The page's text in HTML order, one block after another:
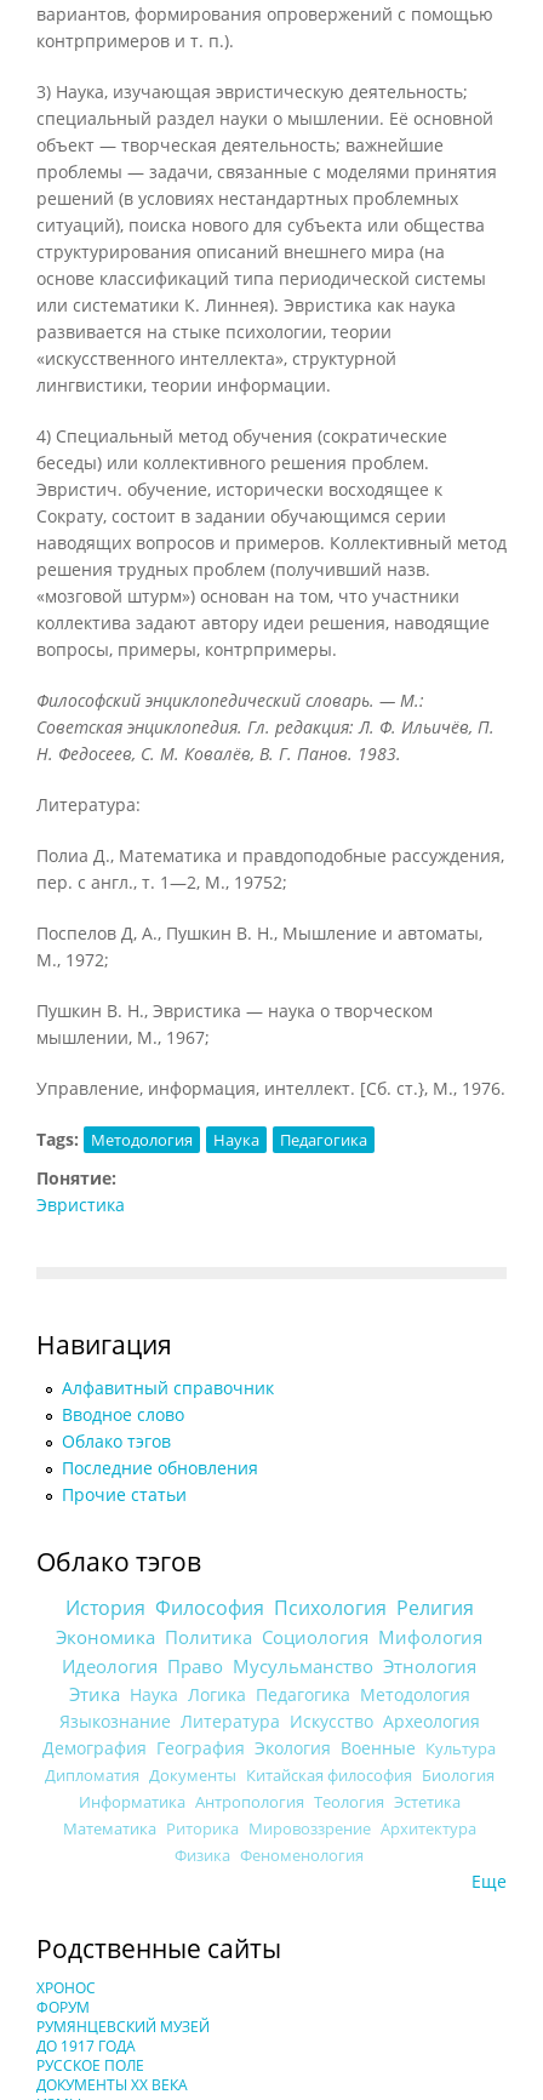
вариантов, формирования опровержений с помощью
контрпримеров и т. п.).
3) Наука, изучающая эвристическую деятельность;
специальный раздел науки о мышлении. Её основной
объект — творческая деятельность; важнейшие
проблемы — задачи, связанные с моделями принятия
решений (в условиях нестандартных проблемных
ситуаций), поиска нового для субъекта или общества
структурирования описаний внешнего мира (на
основе классификаций типа периодической системы
или систематики К. Линнея). Эвристика как наука
развивается на стыке психологии, теории
«искусственного интеллекта», структурной
лингвистики, теории информации.
4) Специальный метод обучения (сократические
беседы) или коллективного решения проблем.
Эвристич. обучение, исторически восходящее к
Сократу, состоит в задании обучающимся серии
наводящих вопросов и примеров. Коллективный метод
решения трудных проблем (получивший назв.
«мозговой штурм») основан на том, что участники
коллектива задают автору идеи решения, наводящие
вопросы, примеры, контрпримеры.
Философский энциклопедический словарь. — М.:
Советская энциклопедия. Гл. редакция: Л. Ф. Ильичёв, П.
Н. Федосеев, С. М. Ковалёв, В. Г. Панов. 1983.
Литература:
Πолиа Д., Математика и правдоподобные рассуждения,
пер. с англ., т. 1—2, М., 19752;
Поспелов Д, А., Пушкин В. Н., Мышление и автоматы,
М., 1972;
Πушкин В. Н., Эвристика — наука о творческом
мышлении, М., 1967;
Управление, информация, интеллект. [Сб. ст.}, М., 1976.
Tags: Методология Наука Педагогика
Понятие:
Эвристика
Навигация
Алфавитный справочник
Вводное слово
Облако тэгов
Последние обновления
Прочие статьи
Облако тэгов
История Философия Психология Религия
Экономика Политика Социология Мифология
Идеология Право Мусульманство Этнология
Этика Наука Логика Педагогика Методология
Языкознание Литература Искусство Археология
Демография География Экология Военные Культура
Дипломатия Документы Китайская философия Биология
Информатика Антропология Теология Эстетика
Математика Риторика Мировоззрение Архитектура
Физика Феноменология
Еще
Родственные сайты
ХРОНОС
ФОРУМ
РУМЯНЦЕВСКИЙ МУЗЕЙ
ДО 1917 ГОДА
РУССКОЕ ПОЛЕ
ДОКУМЕНТЫ XX ВЕКА